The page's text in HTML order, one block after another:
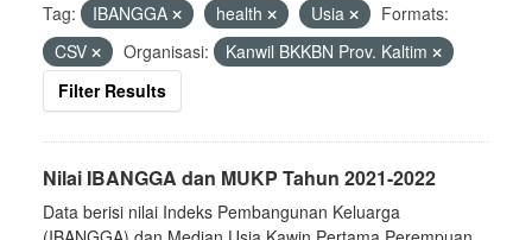
Tag: IBANGGA health Usia
Formats:
CSV
Organisasi:
Kanwil BKKBN Prov. Kaltim
Filter Results
Nilai IBANGGA dan MUKP Tahun 2021-2022
Data berisi nilai Indeks Pembangunan Keluarga